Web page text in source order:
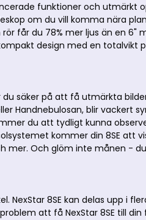
funktioner och utmärkt
om du vill komma nära
får du 78% mer ljus än en 6"
design med en totalvikt
säker på att få utmärkta
Handnebulosan, blir vackert
du att tydligt kunna
kommer din 8SE att
mer. Och glöm inte månen -
NexStar 8SE kan delas upp i
att få NexStar 8SE till